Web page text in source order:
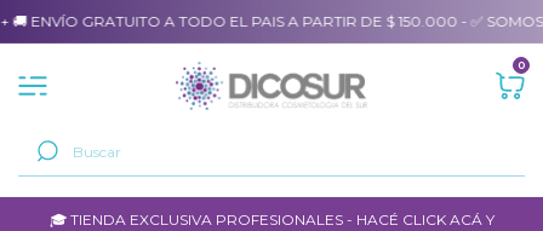
ENVÍO GRATUITO A TODO EL PAIS A PARTIR DE $ 150.000 - ✅
0
🎓 TIENDA EXCLUSIVA PROFESIONALES - HACÉ CLICK ACÁ Y